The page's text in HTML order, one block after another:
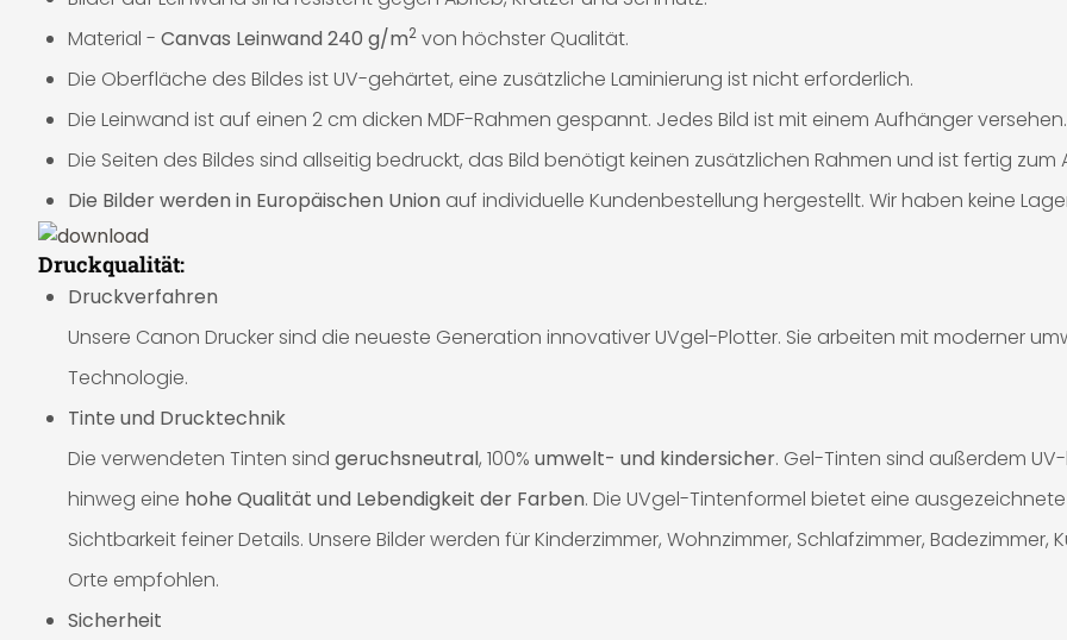
Material - Canvas Leinwand 240 g/m2 von höchster Qualität.
Die Oberfläche des Bildes ist UV-gehärtet, eine zusätzliche Laminierung ist nicht erforderlich.
Die Leinwand ist auf einen 2 cm dicken MDF-Rahmen gespannt. Jedes Bild ist mit einem Aufhänger versehen.
Die Seiten des Bildes sind allseitig bedruckt, das Bild benötigt keinen zusätzlichen Rahmen und ist fertig zum
Die Bilder werden in Europäischen Union auf individuelle Kundenbestellung hergestellt. Wir haben keine
Druckqualität:
Druckverfahren
Unsere Canon Drucker sind die neueste Generation innovativer UVgel-Plotter. Sie arbeiten mit moderner
Technologie.
Tinte und Drucktechnik
Die verwendeten Tinten sind geruchsneutral, 100% umwelt- und kindersicher. Gel-Tinten sind außerdem
hinweg eine hohe Qualität und Lebendigkeit der Farben. Die UVgel-Tintenformel bietet eine
Sichtbarkeit feiner Details. Unsere Bilder werden für Kinderzimmer, Wohnzimmer, Schlafzimmer,
Orte empfohlen.
Sicherheit